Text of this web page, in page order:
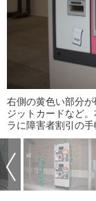
右側の黄色い部分
ジットカードなど
ラに障害者割引の